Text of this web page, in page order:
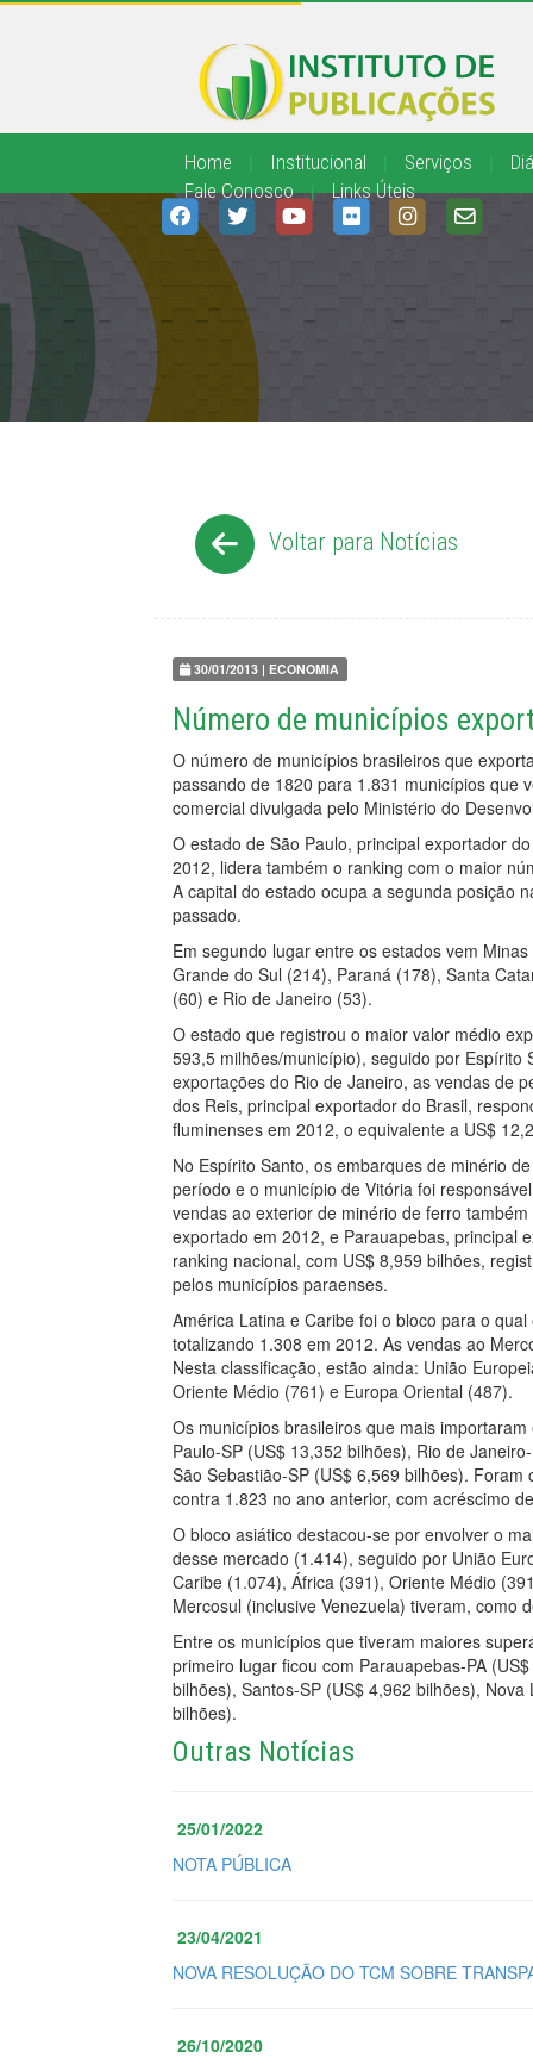
Home Institucional Serviços
Fale Conosco
| Links Úteis
Voltar para Notícias
30/01/2013 | ECONOMIA
Número de municípios
O número de municípios brasileiros que
passando de 1820 para 1.831 municípios que
comercial divulgada pelo Ministério do
O estado de São Paulo, principal exportador
2012, lidera também o ranking com o maior
A capital do estado ocupa a segunda posição
passado.
Em segundo lugar entre os estados vem
Grande do Sul (214), Paraná (178), Santa
(60) e Rio de Janeiro (53).
O estado que registrou o maior valor médio
593,5 milhões/município), seguido por Espírito
exportações do Rio de Janeiro, as vendas de
dos Reis, principal exportador do Brasil,
fluminenses em 2012, o equivalente a US$
No Espírito Santo, os embarques de minério
período e o município de Vitória foi
vendas ao exterior de minério de ferro
exportado em 2012, e Parauapebas, principal
ranking nacional, com US$ 8,959 bilhões,
pelos municípios paraenses.
América Latina e Caribe foi o bloco para o
totalizando 1.308 em 2012. As vendas ao
Nesta classificação, estão ainda: União
Oriente Médio (761) e Europa Oriental (487).
Os municípios brasileiros que mais
Paulo-SP (US$ 13,352 bilhões), Rio de
São Sebastião-SP (US$ 6,569 bilhões).
contra 1.823 no ano anterior, com acréscimo
O bloco asiático destacou-se por envolver o
desse mercado (1.414), seguido por União
Caribe (1.074), África (391), Oriente Médio
Mercosul (inclusive Venezuela) tiveram, como
Entre os municípios que tiveram maiores
primeiro lugar ficou com Parauapebas-PA
bilhões), Santos-SP (US$ 4,962 bilhões),
bilhões).
Outras Notícias
25/01/2022
NOTA PÚBLICA
23/04/2021
NOVA RESOLUÇÃO DO TCM SOBRE
26/10/2020